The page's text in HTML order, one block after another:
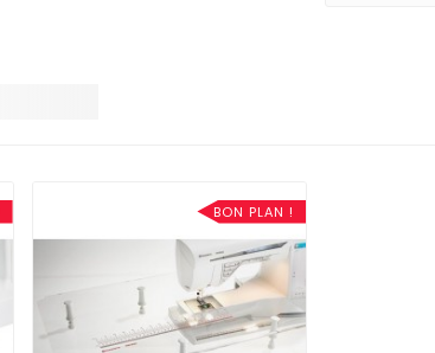
BON PLAN !